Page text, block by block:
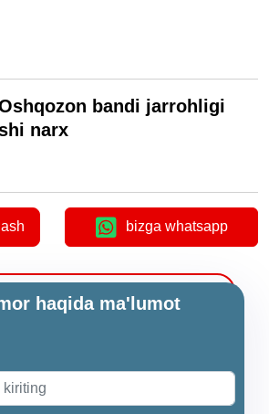
bandi jarrohligi
narx
bizga whatsapp
haqida ma'lumot